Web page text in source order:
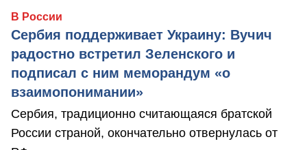
В России
Сербия поддерживает Украину: Вучич
радостно встретил Зеленского и
подписал с ним меморандум «о
взаимопонимании»
Сербия, традиционно считающаяся братской
России страной, окончательно отвернулась от